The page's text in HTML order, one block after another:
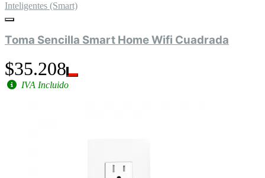
Inteligentes (Smart)
Toma Sencilla Smart Home Wifi Cuadrada
$35.208
IVA Incluido